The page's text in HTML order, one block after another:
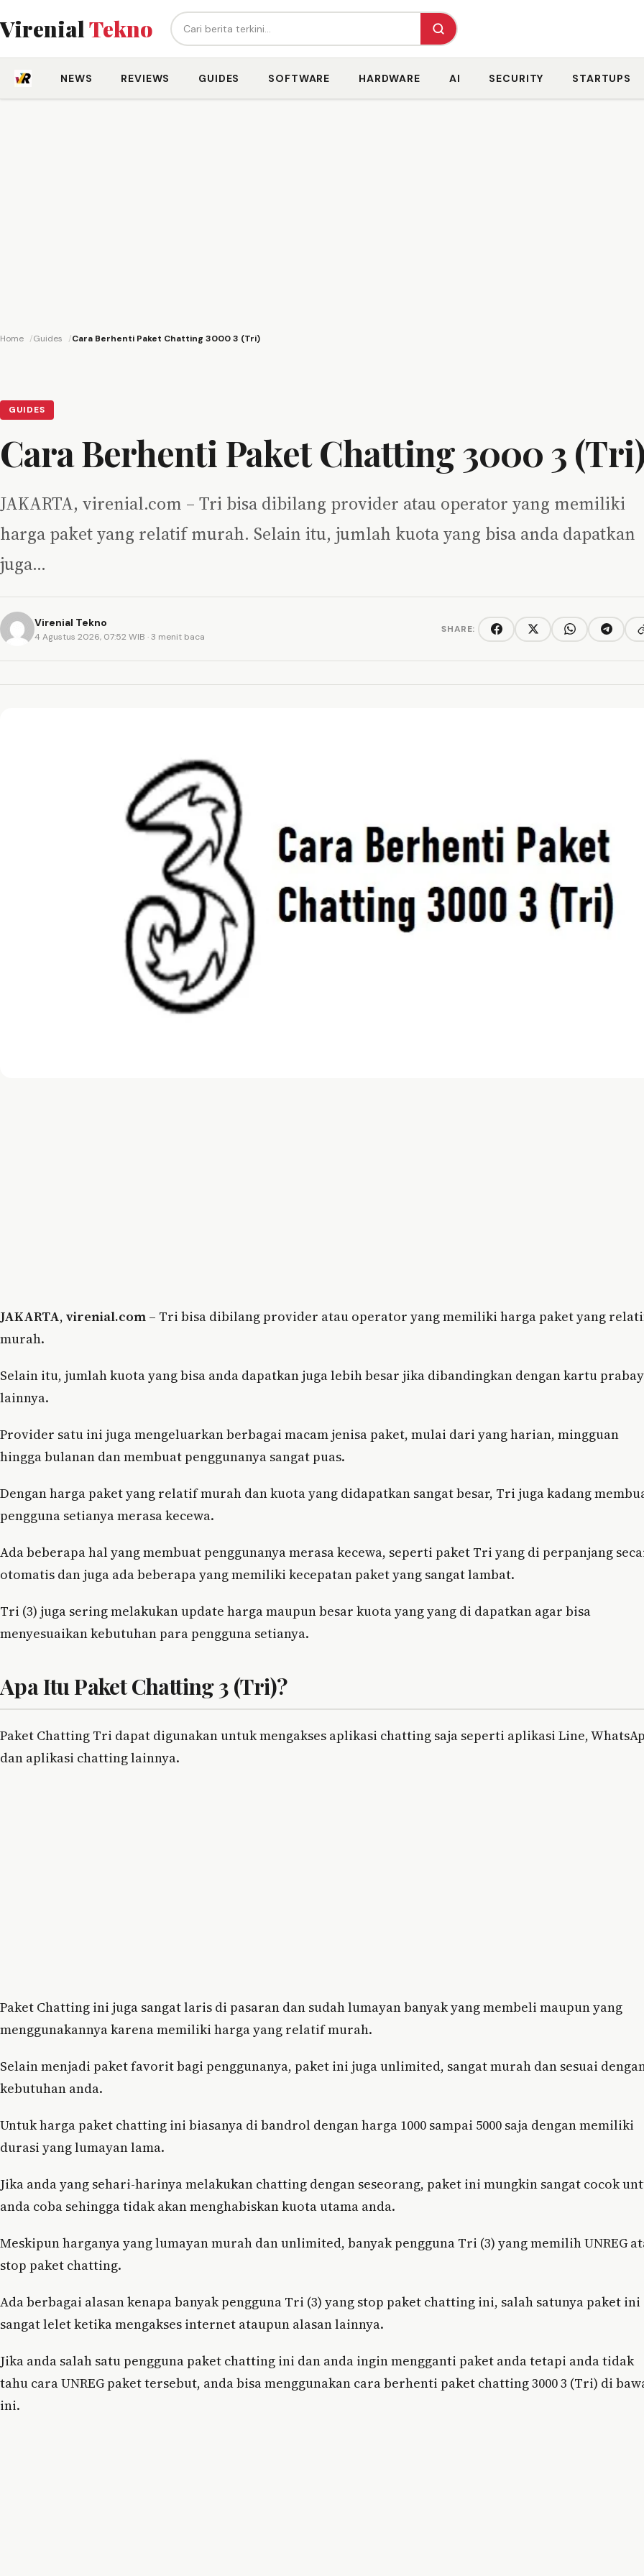
VirenialTekno Cari berita...
NEWS REVIEWS GUIDES SOFTWARE HARDWARE AI SECURITY STARTUPS
Home Guides Cara Berhenti Paket Chatting 3000 3 (Tri)
GUIDES
Cara Berhenti Paket Chatting 3000 3
JAKARTA, virenial.com – Tri bisa dibilang provider atau operator yang memiliki
harga paket yang relatif murah. Selain itu, jumlah kuota yang bisa anda dapatkan
juga…
Virenial Tekno
4 Agustus 2026, 07:52 WIB · 3 menit baca
SHARE: FacebookTwitter/XWhatsAppTelegram
JAKARTA, virenial.com – Tri bisa dibilang provider atau operator yang memiliki harga paket yang
murah.
Selain itu, jumlah kuota yang bisa anda dapatkan juga lebih besar jika dibandingkan dengan kartu
lainnya.
Provider satu ini juga mengeluarkan berbagai macam jenisa paket, mulai dari yang harian, mingguan
hingga bulanan dan membuat penggunanya sangat puas.
Dengan harga paket yang relatif murah dan kuota yang didapatkan sangat besar, Tri juga kadang
pengguna setianya merasa kecewa.
Ada beberapa hal yang membuat penggunanya merasa kecewa, seperti paket Tri yang di perpanjang
otomatis dan juga ada beberapa yang memiliki kecepatan paket yang sangat lambat.
Tri (3) juga sering melakukan update harga maupun besar kuota yang yang di dapatkan agar bisa
menyesuaikan kebutuhan para pengguna setianya.
Apa Itu Paket Chatting 3 (Tri)?
Paket Chatting Tri dapat digunakan untuk mengakses aplikasi chatting saja seperti aplikasi Line,
dan aplikasi chatting lainnya.
Paket Chatting ini juga sangat laris di pasaran dan sudah lumayan banyak yang membeli maupun yang
menggunakannya karena memiliki harga yang relatif murah.
Selain menjadi paket favorit bagi penggunanya, paket ini juga unlimited, sangat murah dan sesuai
kebutuhan anda.
Untuk harga paket chatting ini biasanya di bandrol dengan harga 1000 sampai 5000 saja dengan memiliki
durasi yang lumayan lama.
Jika anda yang sehari-harinya melakukan chatting dengan seseorang, paket ini mungkin sangat cocok
anda coba sehingga tidak akan menghabiskan kuota utama anda.
Meskipun harganya yang lumayan murah dan unlimited, banyak pengguna Tri (3) yang memilih UNREG
stop paket chatting.
Ada berbagai alasan kenapa banyak pengguna Tri (3) yang stop paket chatting ini, salah satunya paket ini
sangat lelet ketika mengakses internet ataupun alasan lainnya.
Jika anda salah satu pengguna paket chatting ini dan anda ingin mengganti paket anda tetapi anda tidak
tahu cara UNREG paket tersebut, anda bisa menggunakan cara berhenti paket chatting 3000 3 (Tri) di
ini.